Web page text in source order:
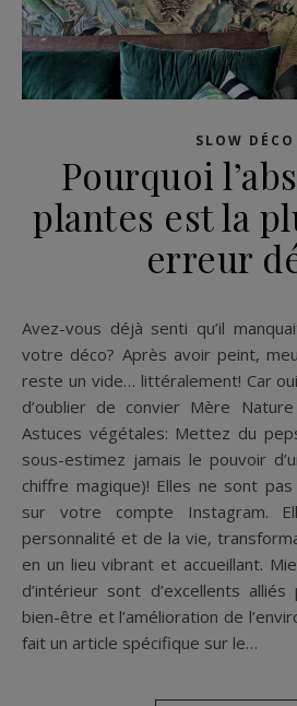
SLOW DÉCO
Pourquoi
plantes est la
erreur
Avez-vous déjà senti qu’il manquait un je-ne-sais-quoi à
votre déco? Après avoir peint,
reste un vide… littéralement! Car
d’oublier de convier Mère
Astuces végétales: Mettez du
sous-estimez jamais le pouvoir
chiffre magique)! Elles ne sont
sur votre compte Instagram.
personnalité et de la vie,
en un lieu vibrant et accueillant.
d’intérieur sont d’excellents
bien-être et l’amélioration de
fait un article spécifique sur le…